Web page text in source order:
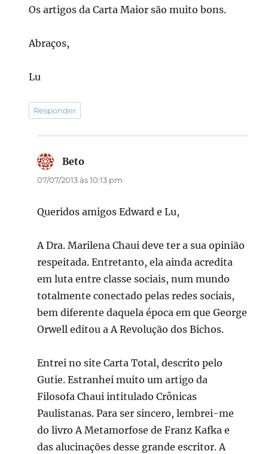
Os artigos da Carta Maior são muito bons.
Abraços,
Lu
Responder
Beto
07/07/2013 às 10:13 pm
Queridos amigos Edward e Lu,
A Dra. Marilena Chaui deve ter a sua opinião
respeitada. Entretanto, ela ainda acredita
em luta entre classe sociais, num mundo
totalmente conectado pelas redes sociais,
bem diferente daquela época em que George
Orwell editou a A Revolução dos Bichos.
Entrei no site Carta Total, descrito pelo
Gutie. Estranhei muito um artigo da
Filosofa Chaui intitulado Crônicas
Paulistanas. Para ser sincero, lembrei-me
do livro A Metamorfose de Franz Kafka e
das alucinações desse grande escritor. A